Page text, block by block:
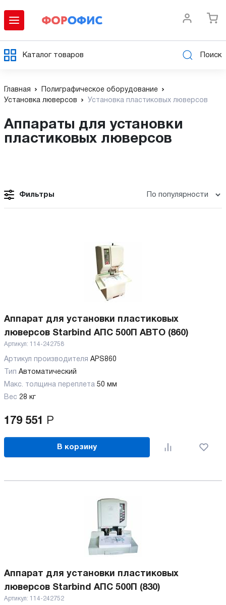
Каталог товаров Поиск
Главная
Полиграфическое оборудование
Установка люверсов
Установка пластиковых люверсов
Аппараты для установки
пластиковых люверсов
Фильтры
Аппарат для установки пластиковых
люверсов Starbind АПС 500П АВТО (860)
Артикул: 114-242758
Артикул производителя APS860
Тип Автоматический
Макс. толщина переплета 50 мм
Вес 28 кг
179 551 Р
В корзину
Аппарат для установки пластиковых
люверсов Starbind АПС 500П (830)
Артикул: 114-242752